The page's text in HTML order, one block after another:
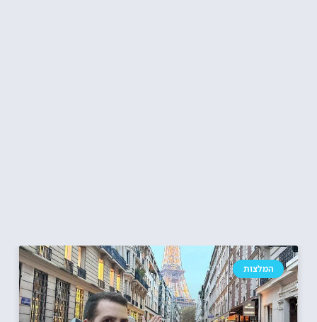
המלצות